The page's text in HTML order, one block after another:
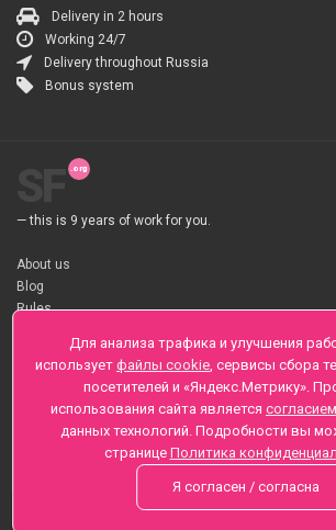
Delivery in 2 hours
Working 24/7
Delivery throughout Russia
Bonus system
— this is 9 years of work for you.
About us
Blog
Rules
About flower Delivery
Payment
Telegramm
Sankt-Peterburg, Zaozernaya 6
+7 (812) 425-01-16
Questions? Call 24 hours
Для анализа трафика и улучшения
использует файлы cookie, сервисы сбора
посетителей и «Яндекс.Метрику».
использования сайта является
данных технологий. Подробности вы
странице Политика
Я согласен / согласна